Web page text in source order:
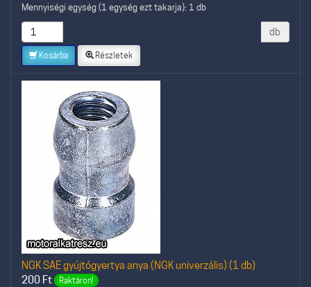
Mennyiségi egység (1 egység ezt takarja): 1 db
db
Kosárba Részletek
NGK SAE gyújtógyertya anya (NGK univerzális) (1 db)
200 Ft Raktáron!